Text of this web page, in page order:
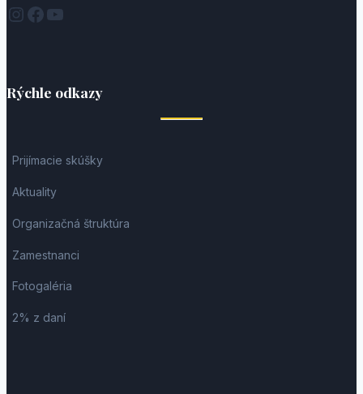
Instagram
Facebook
YouTube
Rýchle odkazy
Prijímacie skúšky
Aktuality
Organizačná štruktúra
Zamestnanci
Fotogaléria
2% z daní